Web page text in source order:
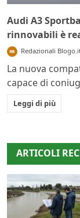
Audi A3
rinnovabili è
Redazionali
La nuova
capace di
Leggi di più
ARTICOLI